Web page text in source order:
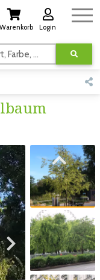
Warenkorb Login
Suchen nach Kategorie, Name, Stichwort, Farbe, usw.
Zum nächsten Bild
Zum vorigen Bild